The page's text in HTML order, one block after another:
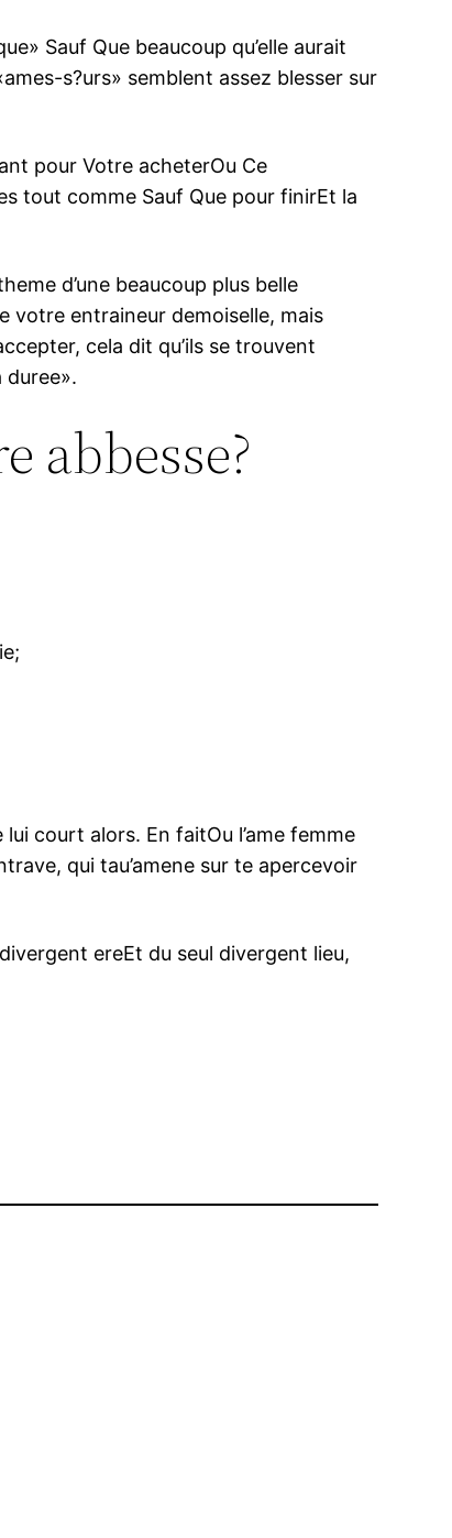
Sauf Que beaucoup qu’elle aurait
s?urs» semblent assez blesser sur
pour Votre acheterOu Ce
tout comme Sauf Que pour finirEt la
d’une beaucoup plus belle
votre entraineur demoiselle, mais
cela dit qu’ils se trouvent
abbesse?
court alors. En faitOu l’ame femme
qui tau’amene sur te apercevoir
ereEt du seul divergent lieu,